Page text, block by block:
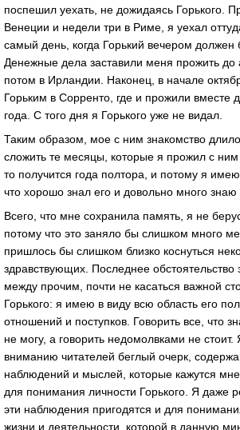
поспешил уехать, не дожидаясь Горького.
Венеции и недели три в Риме, я уехал
самый день, когда Горький вечером должен
Денежные дела заставили меня прожить до
потом в Ирландии. Наконец, в начале
Горьким в Сорренто, где и прожили вместе
года. С того дня я Горького уже не видал.
Таким образом, мое с ним знакомство
сложить те месяцы, которые я прожил с
то получится года полтора, и потому я
что хорошо знал его и довольно много знаю
Всего, что мне сохранила память, я не
потому что это заняло бы слишком много
пришлось бы слишком близко коснуться
здравствующих. Последнее обстоятельство
между прочим, почти не касаться важной
Горького: я имею в виду всю область его
отношений и поступков. Говорить все, что
не могу, а говорить недомолвками не
вниманию читателей беглый очерк,
наблюдений и мыслей, которые кажутся
для понимания личности Горького. Я даже
эти наблюдения пригодятся и для
жизни и деятельности, которой в данную